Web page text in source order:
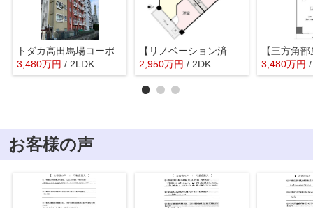
トダカ高田馬場コーポ
3,480万円 / 2LDK
【リノベーション済】マンション和光
2,950万円 / 2DK 3,480万円
お客様の声